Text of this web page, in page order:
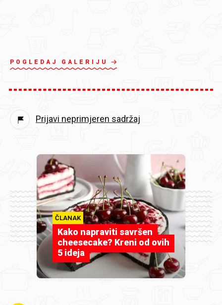
POGLEDAJ GALERIJU
Prijavi neprimjeren sadržaj
ČLANAK
Kako napraviti savršen
cheesecake? Kreni od ovih
5 ideja